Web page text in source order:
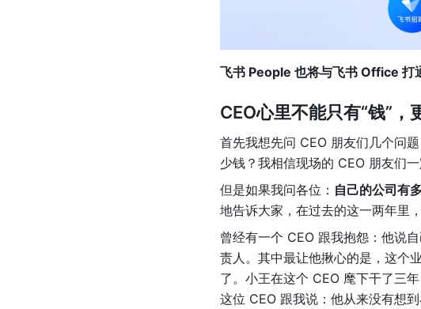
飞书 People 也将与飞书 Office 打
CEO心里不能只有“钱”，
首先我想先问 CEO 朋友们几个问
少钱？我相信现场的 CEO 朋友们
但是如果我问各位： 自己的公司有
地告诉大家，在过去的这一两年里
曾经有一个 CEO 跟我抱怨：他说
责人。其中最让他揪心的是，这个
了。小王在这个 CEO 麾下干了三
这位 CEO 跟我说：他从来没有想